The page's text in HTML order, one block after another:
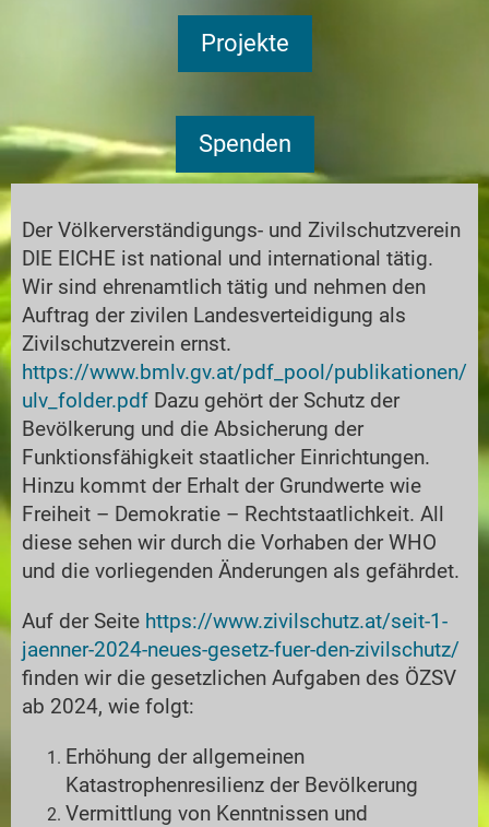
Projekte
Spenden
Der Völkerverständigungs- und Zivilschutzverein
DIE EICHE ist national und international tätig.
Wir sind ehrenamtlich tätig und nehmen den
Auftrag der zivilen Landesverteidigung als
Zivilschutzverein ernst.
https://www.bmlv.gv.at/pdf_pool/publikationen/
ulv_folder.pdf Dazu gehört der Schutz der
Bevölkerung und die Absicherung der
Funktionsfähigkeit staatlicher Einrichtungen.
Hinzu kommt der Erhalt der Grundwerte wie
Freiheit – Demokratie – Rechtstaatlichkeit. All
diese sehen wir durch die Vorhaben der WHO
und die vorliegenden Änderungen als gefährdet.
Auf der Seite https://www.zivilschutz.at/seit-1-
jaenner-2024-neues-gesetz-fuer-den-zivilschutz/
finden wir die gesetzlichen Aufgaben des ÖZSV
ab 2024, wie folgt:
Erhöhung der allgemeinen
Katastrophenresilienz der Bevölkerung
Vermittlung von Kenntnissen und